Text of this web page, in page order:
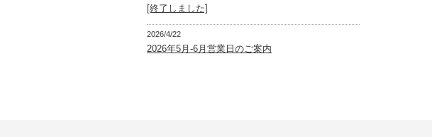
[終了しました]
2026/4/22
2026年5月-6月営業日のご案内